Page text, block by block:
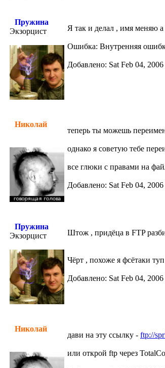
Пружина
Экзорцист
Я так и делал , имя меняю
Ошибка: Внутренняя
Добавлено: Sat Feb 04,
Николай
теперь ты можешь
однако я советую тебе
все глюки с правами на
Добавлено: Sat Feb 04,
Пружина
Экзорцист
Штож , придёца в FTP
Чёрт , похоже я фсётаки
Добавлено: Sat Feb 04,
Николай
дави на эту ссылку - ftp://
или открой ftp через